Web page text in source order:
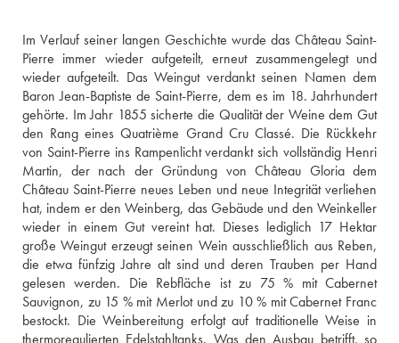
Im Verlauf seiner langen Geschichte wurde das Château Saint-
Pierre immer wieder aufgeteilt, erneut zusammengelegt und
wieder aufgeteilt. Das Weingut verdankt seinen Namen dem
Baron Jean-Baptiste de Saint-Pierre, dem es im 18. Jahrhundert
gehörte. Im Jahr 1855 sicherte die Qualität der Weine dem Gut
den Rang eines Quatrième Grand Cru Classé. Die Rückkehr
von Saint-Pierre ins Rampenlicht verdankt sich vollständig Henri
Martin, der nach der Gründung von Château Gloria dem
Château Saint-Pierre neues Leben und neue Integrität verliehen
hat, indem er den Weinberg, das Gebäude und den Weinkeller
wieder in einem Gut vereint hat. Dieses lediglich 17 Hektar
große Weingut erzeugt seinen Wein ausschließlich aus Reben,
die etwa fünfzig Jahre alt sind und deren Trauben per Hand
gelesen werden. Die Rebfläche ist zu 75 % mit Cabernet
Sauvignon, zu 15 % mit Merlot und zu 10 % mit Cabernet Franc
bestockt. Die Weinbereitung erfolgt auf traditionelle Weise in
thermoregulierten Edelstahltanks. Was den Ausbau betrifft, so